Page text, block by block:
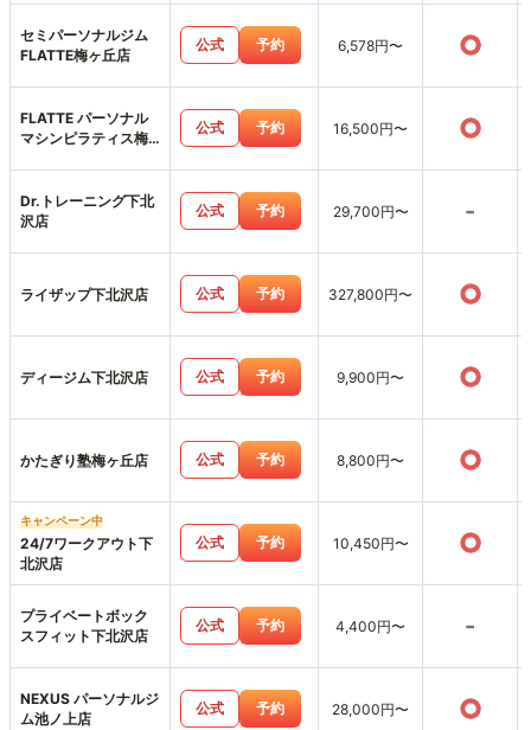
セミパーソナルジム
FLATTE梅ヶ丘店
公式 予約 6,578円〜 ○
FLATTE パーソナル
マシンピラティス梅
公式 予約 16,500円〜 ○
Dr.トレーニング下北
沢店
公式 予約 29,700円〜 -
ライザップ下北沢店 公式 予約 327,800円〜 ○
ディージム下北沢店 公式 予約 9,900円〜 ○
かたぎり塾梅ヶ丘店 公式 予約 8,800円〜 ○
キャンペーン中
24/7ワークアウト下
北沢店
公式 予約 10,450円〜 ○
プライベートボック
スフィット下北沢店
公式 予約 4,400円〜 -
NEXUS パーソナルジ
ム池ノ上店
公式 予約 28,000円〜 ○